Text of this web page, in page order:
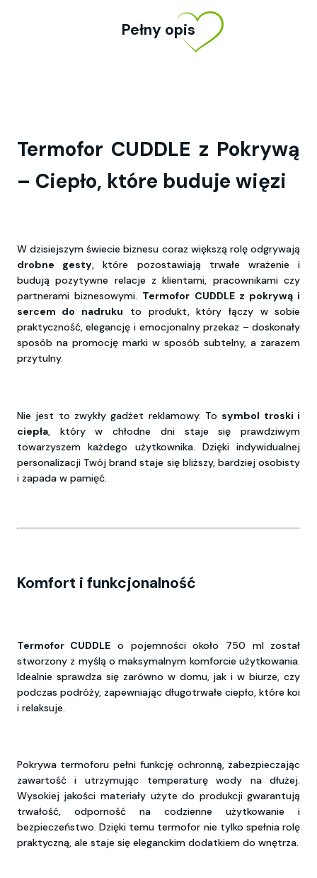
Pełny opis
Termofor CUDDLE z Pokrywą
– Ciepło, które buduje więzi
W dzisiejszym świecie biznesu coraz większą rolę odgrywają
drobne gesty, które pozostawiają trwałe wrażenie i
budują pozytywne relacje z klientami, pracownikami czy
partnerami biznesowymi. Termofor CUDDLE z pokrywą i
sercem do nadruku to produkt, który łączy w sobie
praktyczność, elegancję i emocjonalny przekaz – doskonały
sposób na promocję marki w sposób subtelny, a zarazem
przytulny.
Nie jest to zwykły gadżet reklamowy. To symbol troski i
ciepła, który w chłodne dni staje się prawdziwym
towarzyszem każdego użytkownika. Dzięki indywidualnej
personalizacji Twój brand staje się bliższy, bardziej osobisty
i zapada w pamięć.
Komfort i funkcjonalność
Termofor CUDDLE o pojemności około 750 ml został
stworzony z myślą o maksymalnym komforcie użytkowania.
Idealnie sprawdza się zarówno w domu, jak i w biurze, czy
podczas podróży, zapewniając długotrwałe ciepło, które koi
i relaksuje.
Pokrywa termoforu pełni funkcję ochronną, zabezpieczając
zawartość i utrzymując temperaturę wody na dłużej.
Wysokiej jakości materiały użyte do produkcji gwarantują
trwałość, odporność na codzienne użytkowanie i
bezpieczeństwo. Dzięki temu termofor nie tylko spełnia rolę
praktyczną, ale staje się eleganckim dodatkiem do wnętrza.